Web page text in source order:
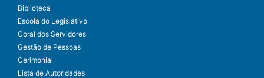
Biblioteca
Escola do Legislativo
Coral dos Servidores
Gestão de Pessoas
Cerimonial
Lista de Autoridades